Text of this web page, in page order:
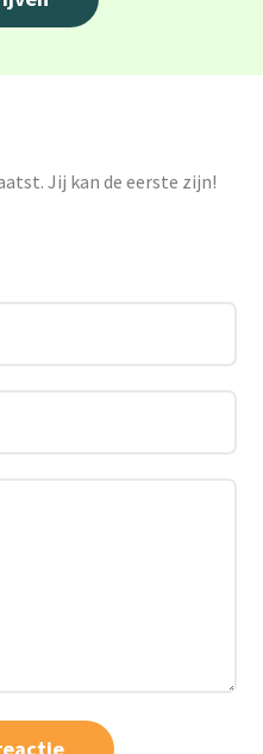
Jij kan de eerste zijn!